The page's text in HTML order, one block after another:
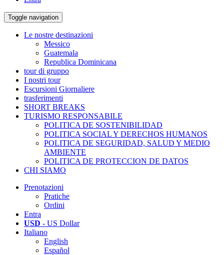
Toggle navigation
Le nostre destinazioni
Messico
Guatemala
Republica Dominicana
tour di gruppo
I nostri tour
Escursioni Giornaliere
trasferimenti
SHORT BREAKS
TURISMO RESPONSABILE
POLITICA DE SOSTENIBILIDAD
POLITICA SOCIAL Y DERECHOS HUMANOS
POLITICA DE SEGURIDAD, SALUD Y MEDIO
AMBIENTE
POLITICA DE PROTECCION DE DATOS
CHI SIAMO
Prenotazioni
Pratiche
Ordini
Entra
USD - US Dollar
Italiano
English
Español